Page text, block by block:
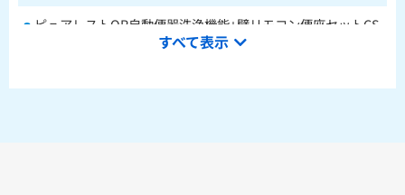
ピュアレストQR自動便器洗浄機能+壁リモコン便座セットCS
232BM+SH233BA+TCF4714AK
すべて表示